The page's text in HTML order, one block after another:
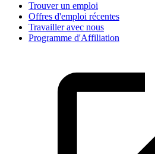
Trouver un emploi
Offres d'emploi récentes
Travailler avec nous
Programme d'Affiliation